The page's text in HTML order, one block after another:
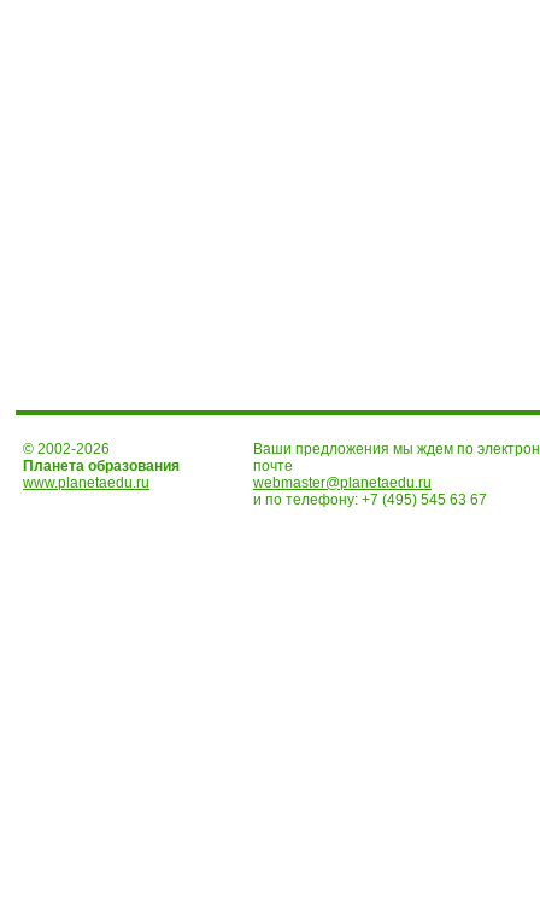
© 2002-2026
Планета образования
www.planetaedu.ru
Ваши предложения мы ждем по
почте
webmaster@planetaedu.ru
и по телефону: +7 (495) 545 63 67